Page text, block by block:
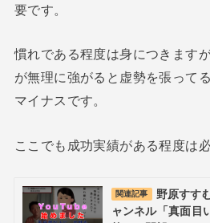
要です。
慣れである程度は身につきます
が無理に強がると虚勢を張って
マイナスです。
ここでも成功実績がある程度は
関連記事
野原すす
ャンネル「真面目